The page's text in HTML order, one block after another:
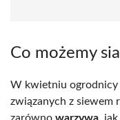
Co możemy
W kwietniu ogrodnicy
związanych z siewem